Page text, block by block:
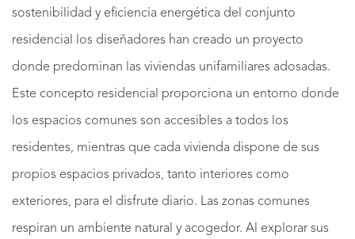
sostenibilidad y eficiencia energética del conjunto
residencial los diseñadores han creado un proyecto
donde predominan las viviendas unifamiliares adosadas.
Este concepto residencial proporciona un entorno donde
los espacios comunes son accesibles a todos los
residentes, mientras que cada vivienda dispone de sus
propios espacios privados, tanto interiores como
exteriores, para el disfrute diario. Las zonas comunes
respiran un ambiente natural y acogedor. Al explorar sus